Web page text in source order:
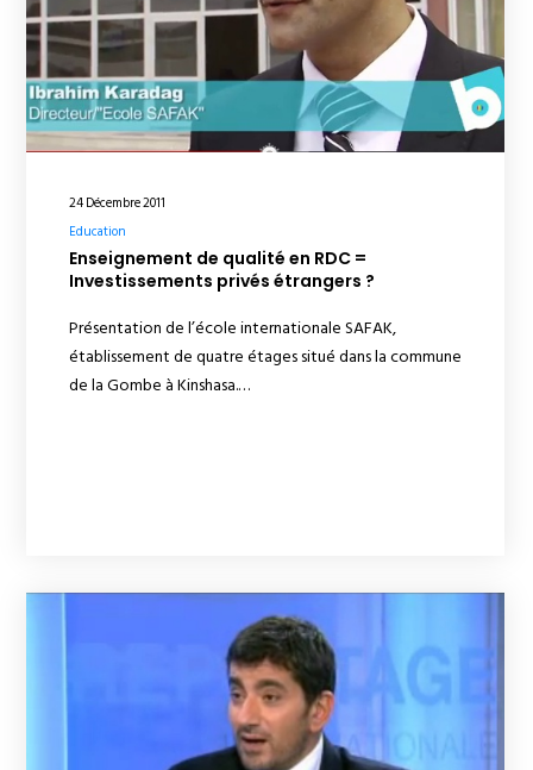
24 Décembre 2011
Education
Enseignement de qualité en RDC =
Investissements privés étrangers ?
Présentation de l’école internationale SAFAK,
établissement de quatre étages situé dans la commune
de la Gombe à Kinshasa.…